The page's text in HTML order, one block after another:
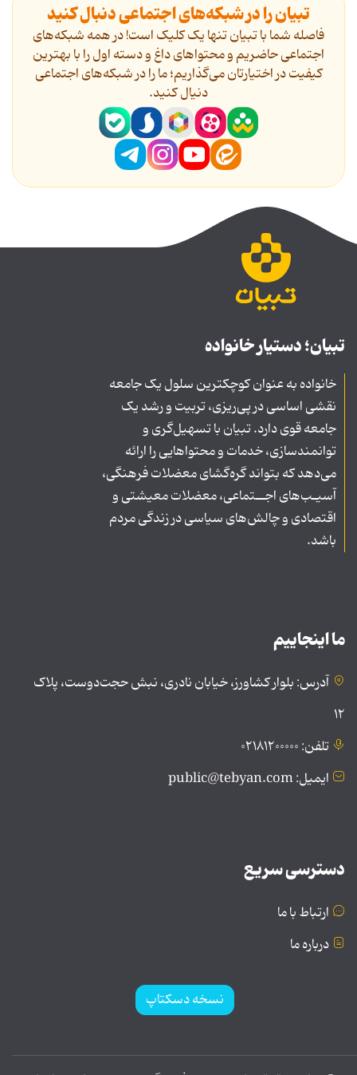
تبیان را در شبکه‌های اجتماعی دنبال کنید
فاصله شما با تبیان تنها یک کلیک است! در همه شبکه‌های
اجتماعی حاضریم و محتواهای داغ و دسته اول را با بهترین
کیفیت در اختیارتان می‌گذاریم؛ ما را در شبکه‌های اجتماعی
دنیال کنید.
تبیان؛ دستیار خانواده
خانواده به عنوان کوچکترین سلول یک جامعه
نقشی اساسی در پی‌ریزی، تربیت و رشد یک
جامعه قوی دارد. تبیان با تسهیل‌گری و
توانمندسازی، خدمات و محتواهایی را ارائه
می‌دهد که بتواند گره‌گشای معضلات فرهنگی،
آسیـب‌های اجــتماعی، معضلات معیشتی و
اقتصادی و چالش‌های سیاسی در زندگی مردم
باشد.
ما اینجاییم
آدرس: بلوار کشاورز، خیابان نادری، نبش حجت‌دوست، پلاک
۱۲
تلفن: ۰۲۱۸۱۲۰۰۰۰۰
ایمیل: public@tebyan.com
دسترسی سریع
ارتباط با ما
درباره ما
نسخه دسکتاپ